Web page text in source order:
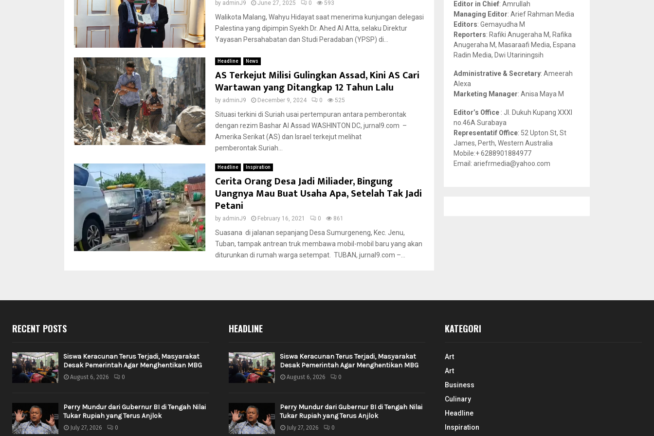
by adminJ9 June 27, 2025 0 593
Walikota Malang, Wahyu Hidayat saat menerima kunjungan delegasi
Palestina yang dipimpin Syekh Dr. Ahed Al Atta, selaku Direktur
Yayasan Persahabatan dan Studi Peradaban (YPSP) di...
Headline News
AS Terkejut Milisi Gulingkan Assad, Kini AS Cari
Wartawan yang Ditangkap 12 Tahun Lalu
by adminJ9 December 9, 2024 0 525
Situasi terkini di Suriah usai pertempuran antara pemberontak
dengan rezim Bashar Al Assad WASHINTON DC, jurnal9.com –
Amerika Serikat (AS) dan Israel terkejut melihat
pemberontak Suriah...
Headline Inspiration
Cerita Orang Desa Jadi Miliader, Bingung
Uangnya Mau Buat Usaha Apa, Setelah Tak Jadi
Petani
by adminJ9 February 16, 2021 0 861
Suasana di jalanan sepanjang Desa Sumurgeneng, Kec. Jenu,
Tuban, tampak antrean truk membawa mobil-mobil baru yang akan
diturunkan di rumah warga setempat. TUBAN, jurnal9.com –...
r
:
R
H
Editor in Chief: Amrullah
Managing Editor: Arief Rahman Media
Editors: Gemayudha M
Reporters: Rafiki Anugeraha M, Rafika
Anugeraha M, Masaraafi Media, Espana
Radin Media, Dwi Utariningsih
Administrative & Secretary: Ameerah
Alexa
Marketing Manager: Anisa Maya M
Editor’s Office : Jl. Dukuh Kupang XXXI
no.46A Surabaya
Representatif Office: 52 Upton St, St
James, Perth, Western Australia
Mobile:+ 6288901884977
Email: ariefrmedia@yahoo.com
RECENT POSTS
Siswa Keracunan Terus Terjadi, Masyarakat
Desak Pemerintah Agar Menghentikan MBG
August 6, 2026 0
Perry Mundur dari Gubernur BI di Tengah Nilai
Tukar Rupiah yang Terus Anjlok
July 27, 2026 0
HEADLINE
Siswa Keracunan Terus Terjadi, Masyarakat
Desak Pemerintah Agar Menghentikan MBG
August 6, 2026 0
Perry Mundur dari Gubernur BI di Tengah Nilai
Tukar Rupiah yang Terus Anjlok
July 27, 2026 0
KATEGORI
Art
Art
Business
Culinary
Headline
Inspiration